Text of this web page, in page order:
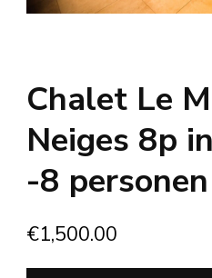
Chalet Le
Neiges 8p
-8 personen
€1,500.00